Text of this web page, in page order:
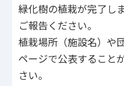
緑化樹の植栽が完了し
ご報告ください。
植栽場所（施設名）や
ページで公表すること
さい。